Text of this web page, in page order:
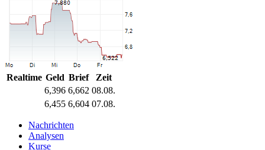
Realtime Geld Brief
Zeit
6,396 6,662 08.08.
6,455 6,604 07.08.
Nachrichten
Analysen
Kurse